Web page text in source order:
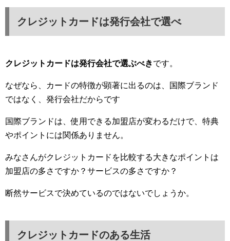
クレジットカードは発行会社で選べ
クレジットカードは発行会社で選ぶべきです。
なぜなら、カードの特徴が顕著に出るのは、国際ブランド
ではなく、発行会社だからです
国際ブランドは、使用できる加盟店が変わるだけで、特典
やポイントには関係ありません。
みなさんがクレジットカードを比較する大きなポイントは
加盟店の多さですか？サービスの多さですか？
断然サービスで決めているのではないでしょうか。
クレジットカードのある生活